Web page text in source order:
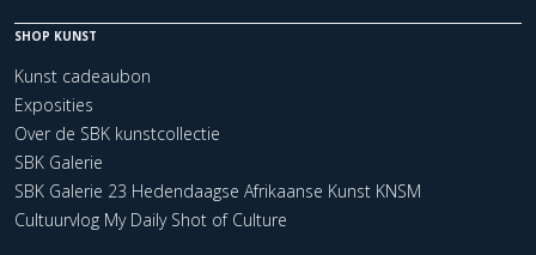
SHOP KUNST
Kunst cadeaubon
Exposities
Over de SBK kunstcollectie
SBK Galerie
SBK Galerie 23 Hedendaagse Afrikaanse Kunst KNSM
Cultuurvlog My Daily Shot of Culture